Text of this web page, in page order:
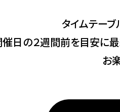
タイムテー
催日の２週間前を目安に
お